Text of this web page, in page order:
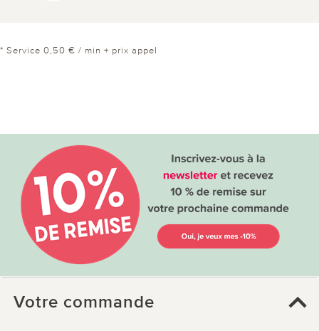
* Service 0,50 € / min + prix appel
Votre commande